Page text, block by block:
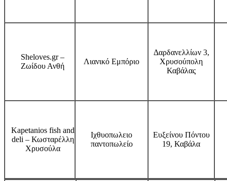
Sheloves.gr –
Ζωίδου Ανθή
Λιανικό Εμπόριο
Δαρδανελλίων 3,
Χρυσούπολη
Καβάλας
Kapetanios fish and
deli – Κωσταρέλλη
Χρυσούλα
Ιχθυοπωλειο
παντοπωλείο
Ευξείνου Πόντου
19, Καβάλα